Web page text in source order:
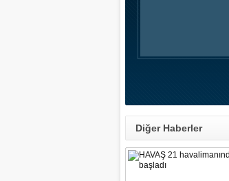
Diğer Haberler